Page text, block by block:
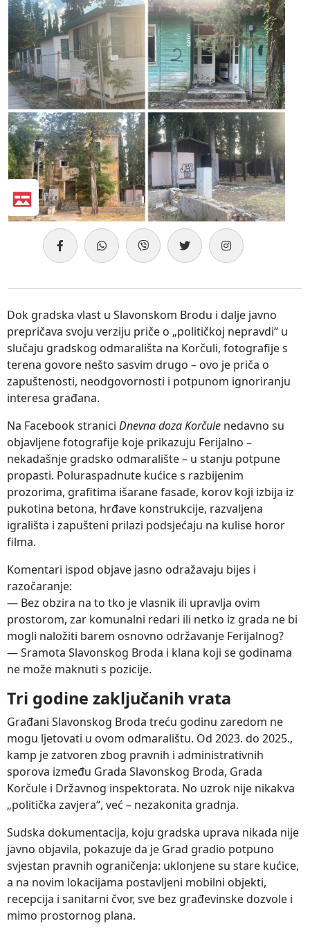
Dok gradska vlast u Slavonskom Brodu i dalje javno
prepričava svoju verziju priče o „političkoj nepravdi“ u
slučaju gradskog odmarališta na Korčuli, fotografije s
terena govore nešto sasvim drugo – ovo je priča o
zapuštenosti, neodgovornosti i potpunom ignoriranju
interesa građana.
Na Facebook stranici Dnevna doza Korčule nedavno su
objavljene fotografije koje prikazuju Ferijalno –
nekadašnje gradsko odmaralište – u stanju potpune
propasti. Poluraspadnute kućice s razbijenim
prozorima, grafitima išarane fasade, korov koji izbija iz
pukotina betona, hrđave konstrukcije, razvaljena
igrališta i zapušteni prilazi podsjećaju na kulise horor
filma.
Komentari ispod objave jasno odražavaju bijes i
razočaranje:
— Bez obzira na to tko je vlasnik ili upravlja ovim
prostorom, zar komunalni redari ili netko iz grada ne bi
mogli naložiti barem osnovno održavanje Ferijalnog?
— Sramota Slavonskog Broda i klana koji se godinama
ne može maknuti s pozicije.
Tri godine zaključanih vrata
Građani Slavonskog Broda treću godinu zaredom ne
mogu ljetovati u ovom odmaralištu. Od 2023. do 2025.,
kamp je zatvoren zbog pravnih i administrativnih
sporova između Grada Slavonskog Broda, Grada
Korčule i Državnog inspektorata. No uzrok nije nikakva
„politička zavjera“, već – nezakonita gradnja.
Sudska dokumentacija, koju gradska uprava nikada nije
javno objavila, pokazuje da je Grad gradio potpuno
svjestan pravnih ograničenja: uklonjene su stare kućice,
a na novim lokacijama postavljeni mobilni objekti,
recepcija i sanitarni čvor, sve bez građevinske dozvole i
mimo prostornog plana.